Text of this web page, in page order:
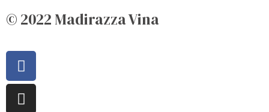
© 2022 Madirazza Vina